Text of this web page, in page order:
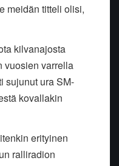
meidän titteli olisi,
kilvanajosta
vuosien varrella
sujunut ura SM-
kovallakin
erityinen
ralliradion